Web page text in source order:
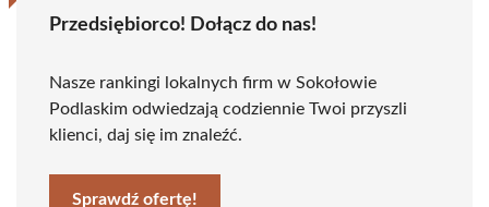
Przedsiębiorco! Dołącz do nas!
Nasze rankingi lokalnych firm w Sokołowie
Podlaskim odwiedzają codziennie Twoi przyszli
klienci, daj się im znaleźć.
Sprawdź ofertę!